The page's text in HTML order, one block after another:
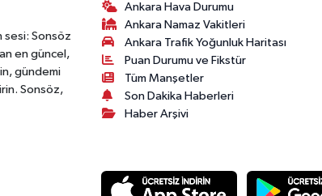
sesi: Sonsöz
en güncel,
gündemi
Sonsöz,
Ankara Hava Durumu
Ankara Namaz Vakitleri
Ankara Trafik Yoğunluk Haritası
Puan Durumu ve Fikstür
Tüm Manşetler
Son Dakika Haberleri
Haber Arşivi